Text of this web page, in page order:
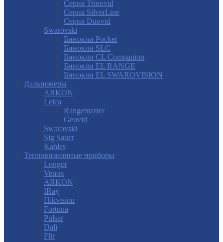
Серия Trinovid
Серия SilverLine
Серия Duovid
Swarovski
Бинокли Pocket
Бинокли SLC
Бинокли CL Companion
Бинокли EL RANGE
Бинокли EL SWAROVISION
Дальномеры
ARKON
Leica
Rangemaster
Geovid
Swarovski
Sig Sauer
Kahles
Тепловизионные приборы
Longot
Venox
ARKON
IRay
Hikvision
Fortuna
Pulsar
Dali
Flir